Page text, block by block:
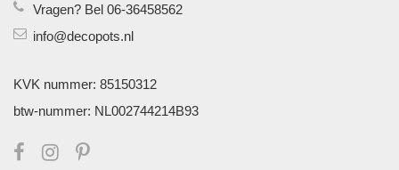
Vragen? Bel 06-36458562
info@decopots.nl
KVK nummer: 85150312
btw-nummer: NL002744214B93